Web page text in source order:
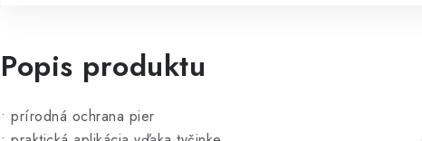
Popis produktu
• prírodná ochrana pier